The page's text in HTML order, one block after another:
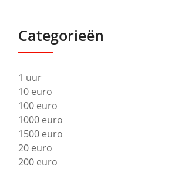
Categorieën
1 uur
10 euro
100 euro
1000 euro
1500 euro
20 euro
200 euro